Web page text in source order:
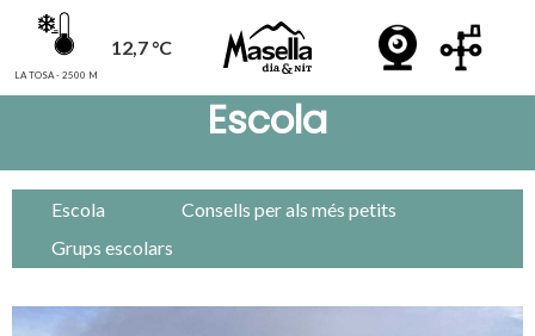
LA TOSA - 2500 M
12,7 °C
Escola
Escola
Consells per als més petits
Grups escolars